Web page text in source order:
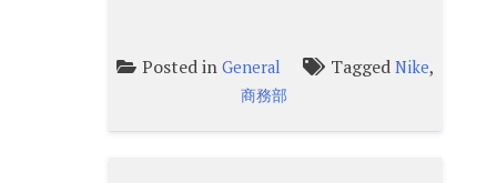
Posted in General Tagged Nike,
商務部